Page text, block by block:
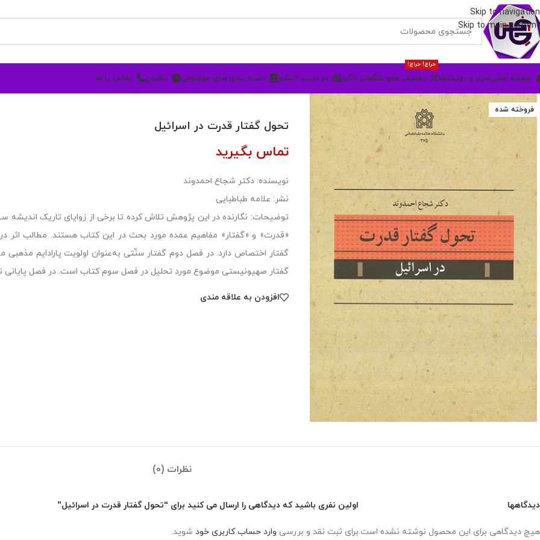
Skip to navigation
Skip to main content
صفحه اصلیاخبار و رویدادها تخفیف های شگفت انگیز
حراج! حراج!
در دست انتشار دسته بندی های موضوعی ناشران تماس با ما
فروخته شده
تحول گفتار قدرت در اسرائیل
تماس بگیرید
نویسنده: دکتر شجاع احمدوند
نشر: علامه طباطبایی
توضیحات: نگارنده در این پژوهش تلاش کرده تا برخی از زوایای تاریک
«قدرت» و «گفتار» مفاهیم عمده مورد بحث در این کتاب هستند. مطالب
گفتار اختصاص دارد. در فصل دوم گفتار سنّتی به‌عنوان اولویت پارادایم مذهبی
گفتار صهیونیستی موضوع مورد تحلیل در فصل سوم کتاب است. در فصل پایانی
افزودن به علاقه مندی
نظرات (0)
دیدگاهها
هیچ دیدگاهی برای این محصول نوشته نشده است.
اولین نفری باشید که دیدگاهی را ارسال می کنید برای “تحول گفتار قدرت در اسرائیل”
برای ثبت نقد و بررسی وارد حساب کاربری خود شوید.